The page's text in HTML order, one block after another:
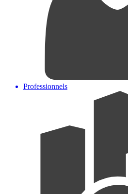
Professionnels